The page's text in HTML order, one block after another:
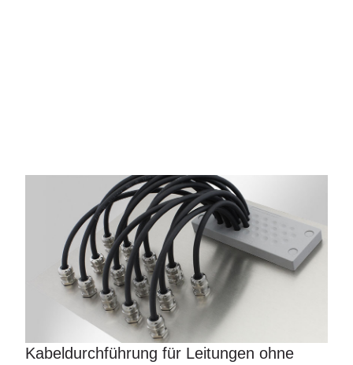
Kabeldurchführung für Leitungen ohne